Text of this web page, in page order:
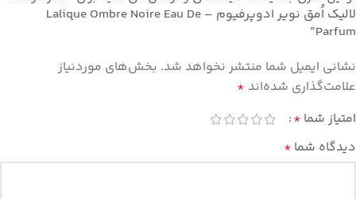
لالیک اُمق نویر ادوپرفیوم – Lalique Ombre Noire Eau De
Parfum”
نشانی ایمیل شما منتشر نخواهد شد. بخش‌های موردنیاز
علامت‌گذاری شده‌اند *
امتیاز شما *
دیدگاه شما *